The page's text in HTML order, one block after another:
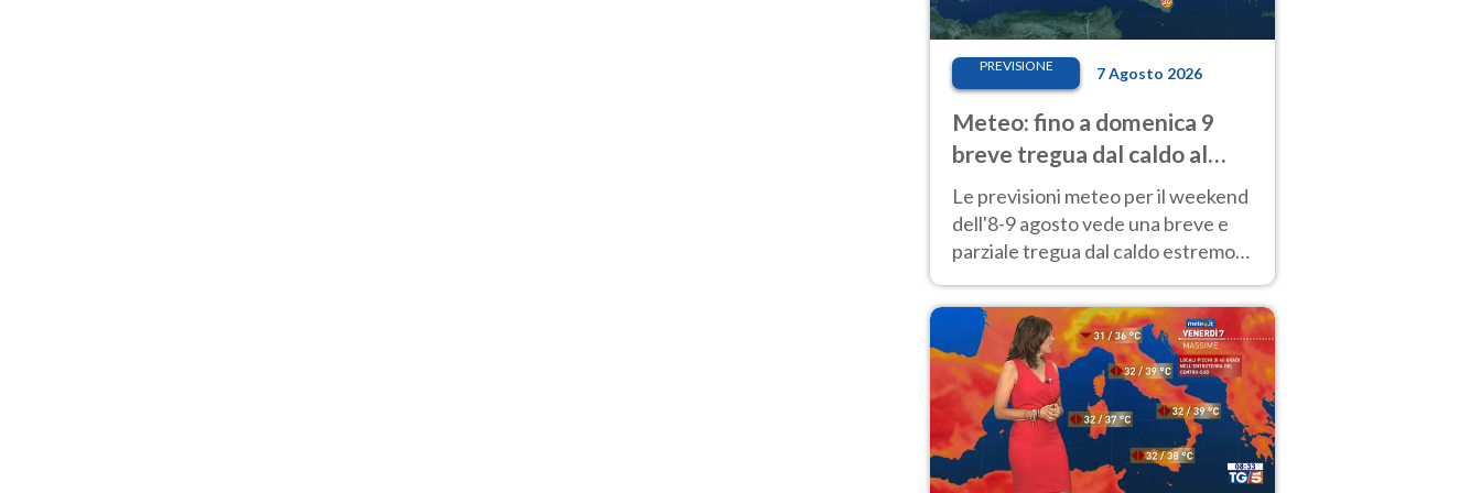
PREVISIONE 7 Agosto 2026
Meteo: fino a domenica 9
breve tregua dal caldo al
Nord! Altrove calura e afa
Le previsioni meteo per il weekend
dell'8-9 agosto vede una breve e
parziale tregua dal caldo estremo
40 gradi.